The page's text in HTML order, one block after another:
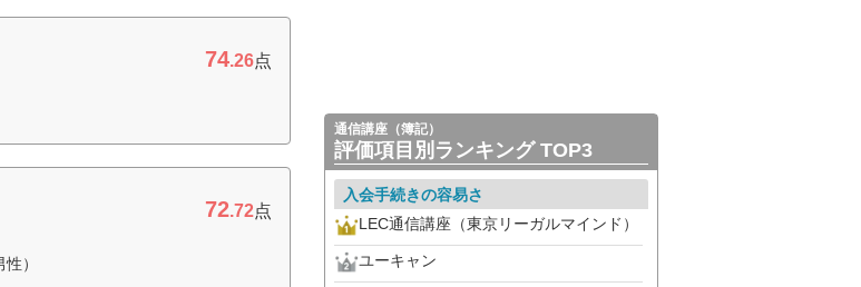
74.26点
72.72点
）
通信講座（簿記）
評価項目別ランキング TOP3
入会手続きの容易さ
LEC通信講座（東京リーガルマインド）
ユーキャン